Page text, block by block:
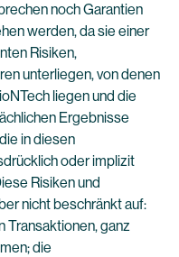
noch Garantien
werden, da sie einer
Risiken,
unterliegen, von denen
liegen und die
Ergebnisse
in diesen
oder implizit
Risiken und
nicht beschränkt auf:
Transaktionen, ganz
die